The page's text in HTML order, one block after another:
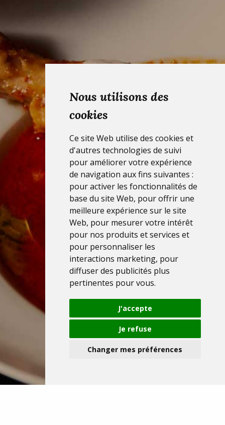
Nous utilisons des
cookies
Ce site Web utilise des cookies et
d'autres technologies de suivi
pour améliorer votre expérience
de navigation aux fins suivantes :
pour activer les fonctionnalités de
base du site Web, pour offrir une
meilleure expérience sur le site
Web, pour mesurer votre intérêt
pour nos produits et services et
pour personnaliser les
interactions marketing, pour
diffuser des publicités plus
pertinentes pour vous.
J'accepte
Je refuse
Changer mes préférences